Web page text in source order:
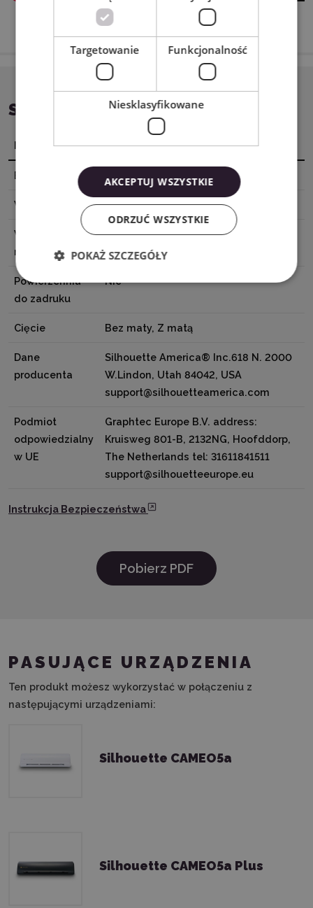
SPECYFIKACJA
Nazwa Wartość
Baza
Wykończenie Matowe
Wymiary
materiału
30,5 x 183 cm
Powierzchnia
do zadruku
Nie
Cięcie Bez maty, Z matą
Dane
producenta
Silhouette America® Inc.618 N. 2000
W.Lindon, Utah 84042, USA
support@silhouetteamerica.com
Podmiot
odpowiedzialny
w UE
Graphtec Europe B.V. address:
Kruisweg 801-B, 2132NG, Hoofddorp,
The Netherlands tel: 31611841511
support@silhouetteeurope.eu
Instrukcja Bezpieczeństwa
Pobierz PDF
PASUJĄCE URZĄDZENIA
Ten produkt możesz wykorzystać w połączeniu z
następującymi urządzeniami:
Silhouette CAMEO5a
Silhouette CAMEO5a Plus
Targetowanie Funkcjonalność
Niesklasyfikowane
AKCEPTUJ WSZYSTKIE
ODRZUĆ WSZYSTKIE
POKAŻ SZCZEGÓŁY